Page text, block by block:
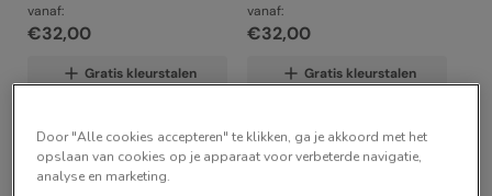
vanaf:
€32,00
Gratis kleurstalen
vanaf:
€32,00
Gratis kleurstalen
Door "Alle cookies accepteren" te klikken, ga je akkoord met het
opslaan van cookies op je apparaat voor verbeterde navigatie,
analyse en marketing.